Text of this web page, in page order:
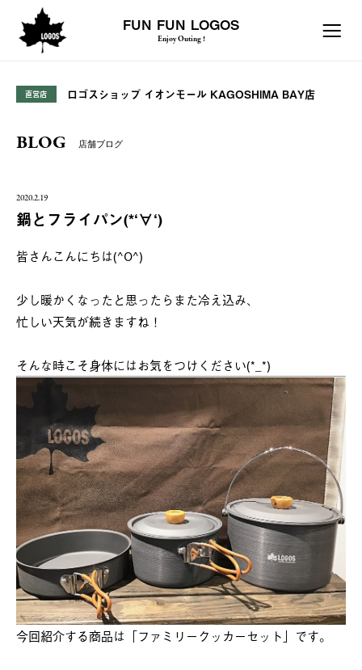
FUN FUN LOGOS
Enjoy Outing !
直営店 ロゴスショップ イオンモール KAGOSHIMA BAY店
BLOG 店舗ブログ
2020.2.19
鍋とフライパン(*‘∀‘)
皆さんこんにちは(^O^)
少し暖かくなったと思ったらまた冷え込み、
忙しい天気が続きますね！
そんな時こそ身体にはお気をつけください(*_*)
今回紹介する商品は「ファミリークッカーセット」です。